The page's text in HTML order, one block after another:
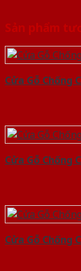
Sản phẩm
Cửa Gỗ Chống
Cửa Gỗ Chống
Cửa Gỗ Chống